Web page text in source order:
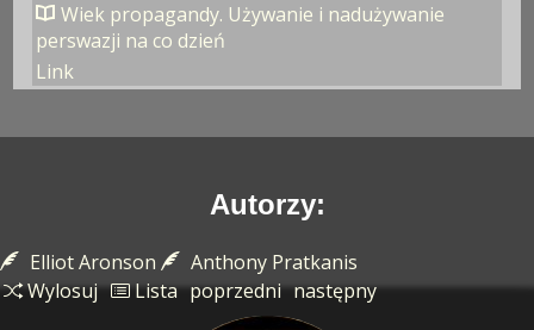
Wiek propagandy. Używanie i nadużywanie
perswazji na co dzień
Link
Autorzy:
Elliot Aronson
Anthony Pratkanis
Wylosuj
Lista poprzedni następny